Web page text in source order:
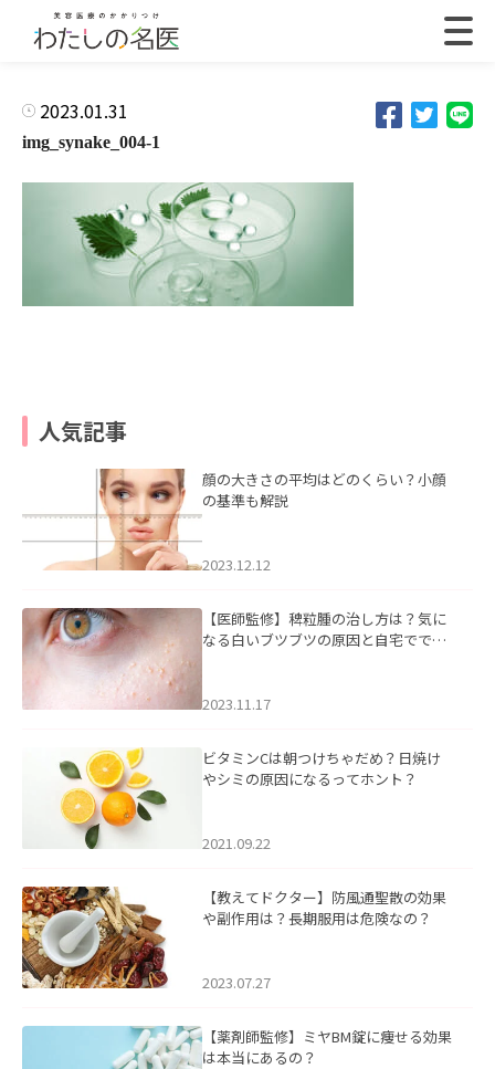
2023.01.31
img_synake_004-1
人気記事
顔の大きさの平均はどのくらい？小顔
の基準も解説
2023.12.12
【医師監修】稗粒腫の治し方は？気に
なる白いブツブツの原因と自宅ででき
2023.11.17
ビタミンCは朝つけちゃだめ？日焼け
やシミの原因になるってホント？
2021.09.22
【教えてドクター】防風通聖散の効果
や副作用は？長期服用は危険なの？
2023.07.27
【薬剤師監修】ミヤBM錠に痩せる効果
は本当にあるの？